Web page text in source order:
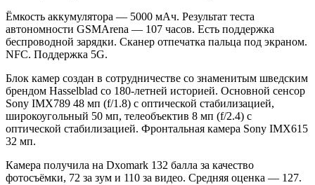
Ёмкость аккумулятора — 5000 мАч. Результат теста
автономности GSMArena — 107 часов. Есть поддержка
беспроводной зарядки. Сканер отпечатка пальца под экраном.
NFC. Поддержка 5G.
Блок камер создан в сотрудничестве со знаменитым шведским
брендом Hasselblad со 180-летней историей. Основной сенсор
Sony IMX789 48 мп (f/1.8) с оптической стабилизацией,
широкоугольный 50 мп, телеобъектив 8 мп (f/2.4) с
оптической стабилизацией. Фронтальная камера Sony IMX615
32 мп.
Камера получила на Dxomark 132 балла за качество
фотосъёмки, 72 за зум и 110 за видео. Средняя оценка — 127.